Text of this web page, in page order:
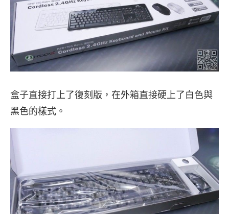
盒子直接打上了復刻版，在外箱直接硬上了白色與
黑色的樣式。